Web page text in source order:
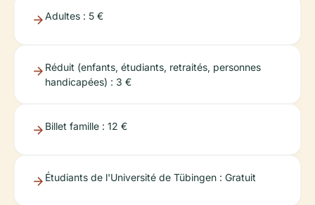
Adultes : 5 €
Réduit (enfants, étudiants, retraités, personnes
handicapées) : 3 €
Billet famille : 12 €
Étudiants de l'Université de Tübingen : Gratuit